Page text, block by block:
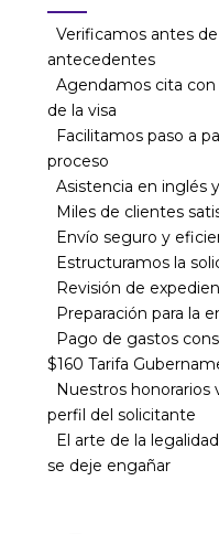
Verificamos antes
antecedentes
Agendamos cita con
de la visa
Facilitamos paso a
proceso
Asistencia en inglés
Miles de clientes
Envío seguro y
Estructuramos la
Revisión de
Preparación para la
Pago de gastos
$160 Tarifa
Nuestros honorarios
perfil del solicitante
El arte de la
se deje engañar